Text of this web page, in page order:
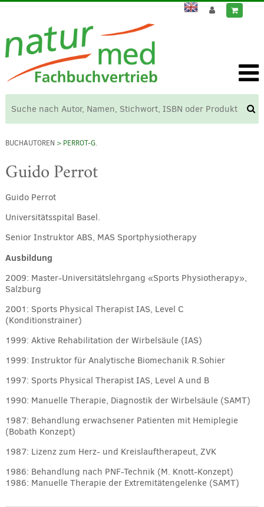
BUCHAUTOREN > PERROT-G.
Guido Perrot
Guido Perrot
Universitätsspital Basel.
Senior Instruktor ABS, MAS Sportphysiotherapy
Ausbildung
2009: Master-Universitätslehrgang «Sports Physiotherapy»,
Salzburg
2001: Sports Physical Therapist IAS, Level C
(Konditionstrainer)
1999: Aktive Rehabilitation der Wirbelsäule (IAS)
1999: Instruktor für Analytische Biomechanik R.Sohier
1997: Sports Physical Therapist IAS, Level A und B
1990: Manuelle Therapie, Diagnostik der Wirbelsäule (SAMT)
1987: Behandlung erwachsener Patienten mit Hemiplegie
(Bobath Konzept)
1987: Lizenz zum Herz- und Kreislauftherapeut, ZVK
1986: Behandlung nach PNF-Technik (M. Knott-Konzept)
1986: Manuelle Therapie der Extremitätengelenke (SAMT)